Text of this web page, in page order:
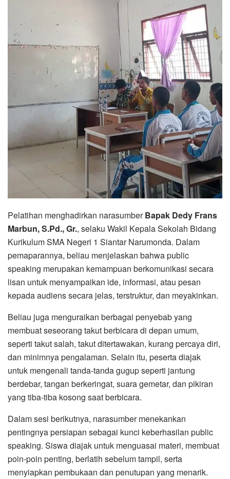
Pelatihan menghadirkan narasumberBapak Dedy Frans
Marbun, S.Pd., Gr., selaku Wakil Kepala Sekolah Bidang
Kurikulum SMA Negeri 1 Siantar Narumonda. Dalam
pemaparannya, beliau menjelaskan bahwa public
speaking merupakan kemampuan berkomunikasi secara
lisan untuk menyampaikan ide, informasi, atau pesan
kepada audiens secara jelas, terstruktur, dan meyakinkan.
Beliau juga menguraikan berbagai penyebab yang
membuat seseorang takut berbicara di depan umum,
seperti takut salah, takut ditertawakan, kurang percaya diri,
dan minimnya pengalaman. Selain itu, peserta diajak
untuk mengenali tanda-tanda gugup seperti jantung
berdebar, tangan berkeringat, suara gemetar, dan pikiran
yang tiba-tiba kosong saat berbicara.
Dalam sesi berikutnya, narasumber menekankan
pentingnya persiapan sebagai kunci keberhasilan public
speaking. Siswa diajak untuk menguasai materi, membuat
poin-poin penting, berlatih sebelum tampil, serta
menyiapkan pembukaan dan penutupan yang menarik.